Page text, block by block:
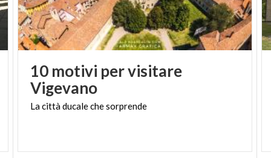
10 motivi per visitare
Vigevano
Lacittàducalechesorprende